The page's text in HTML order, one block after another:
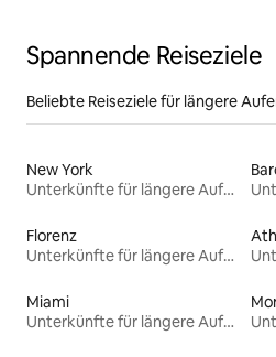
Spannende Reiseziele
Beliebte Reiseziele für längere
New York
Unterkünfte für längere Aufenthalte
Florenz
Unterkünfte für längere Aufenthalte
Miami
Unterkünfte für längere Aufenthalte